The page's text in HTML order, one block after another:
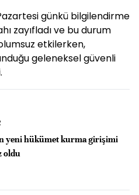
günkü bilgilendirme
zayıfladı ve bu durum
etkilerken,
geleneksel güvenli
yeni hükümet kurma girişimi
oldu